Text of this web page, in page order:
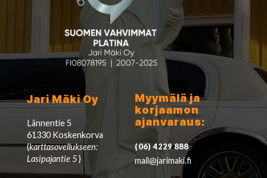
Jari Mäki Oy
Lännentie 5
61330 Koskenkorva
(karttasovellukseen:
Lasipajantie 5)
Myymälä ja
korjaamon
ajanvaraus:
(06) 4229 888
mail@jarimaki.fi